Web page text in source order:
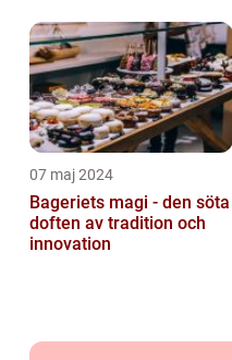
07 maj 2024
Bageriets magi - den söta
doften av tradition och
innovation